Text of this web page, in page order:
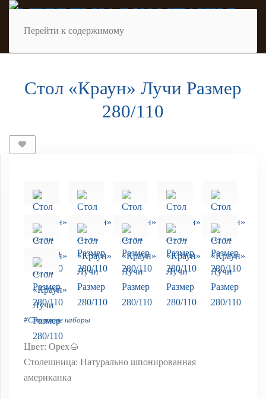
Перейти к содержимому
Стол «Краун» Лучи Размер
280/110
#Столовые наборы
Цвет: Орех🌰
Столешница: Натурально шпонированная
американка